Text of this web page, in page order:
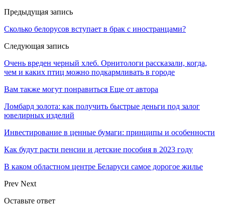
Предыдущая запись
Сколько белорусов вступает в брак с иностранцами?
Следующая запись
Очень вреден черный хлеб. Орнитологи рассказали, когда,
чем и каких птиц можно подкармливать в городе
Вам также могут понравиться Еще от автора
Ломбард золота: как получить быстрые деньги под залог
ювелирных изделий
Инвестирование в ценные бумаги: принципы и особенности
Как будут расти пенсии и детские пособия в 2023 году
В каком областном центре Беларуси самое дорогое жилье
Prev Next
Оставьте ответ